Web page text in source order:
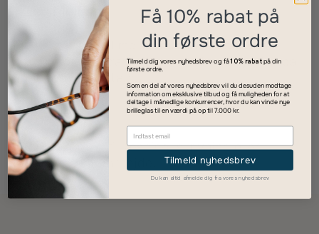
Få 10% rabat på
din første ordre
Tilmeld dig vores nyhedsbrev og få10% rabatpå din
første ordre.
Som en del af vores nyhedsbrev vil du desuden modtage
information om eksklusive tilbud og få muligheden for at
deltage i månedlige konkurrencer, hvor du kan vinde nye
brilleglas til en værdi på op til 7.000 kr.
Tilmeld nyhedsbrev
Du kan altid afmelde dig fra vores nyhedsbrev